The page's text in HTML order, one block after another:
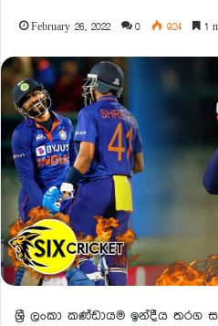
February 26, 2022 0 924 1
ශ්‍රී ලංකා කණ්ඩායම ඉන්දීය තරග